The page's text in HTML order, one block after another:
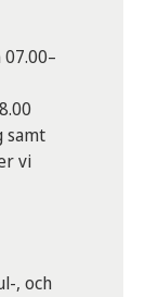
samt
vi
, och